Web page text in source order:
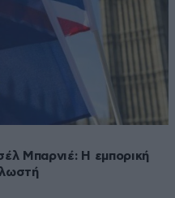
Μπαρνιέ: Η εμπορική